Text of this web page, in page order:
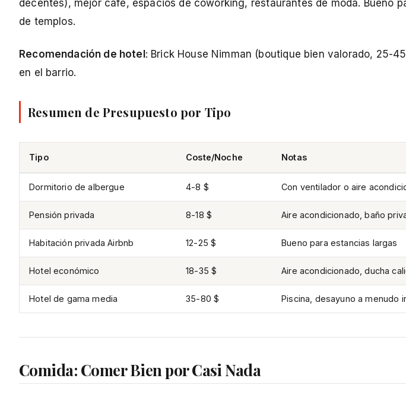
decentes), mejor café, espacios de coworking, restaurantes de moda. Bueno
de templos.
Recomendación de hotel: Brick House Nimman (boutique bien valorado, 25-
en el barrio.
Resumen de Presupuesto por Tipo
Tipo Coste/Noche Notas
Dormitorio de albergue 4-8 $ Con ventilador o aire
Pensión privada 8-18 $ Aire acondicionado, baño
Habitación privada Airbnb 12-25 $ Bueno para estancias largas
Hotel económico 18-35 $ Aire acondicionado, ducha
Hotel de gama media 35-80 $ Piscina, desayuno a menudo
Comida: Comer Bien por Casi Nada